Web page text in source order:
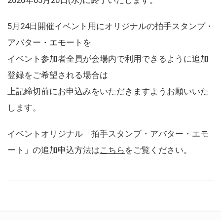
5月24日開催イベント用にオリジナルの拍手スタンプ・
アバター・エモートを
イベント参加者全員が会場内で利用できるように追加
登録をご希望される場合は
上記締切前にお申込みをいただきますようお願いいた
します。
イベントオリジナル「拍手スタンプ・アバター・エモ
ート」の追加申込方法はこちら をご覧ください。